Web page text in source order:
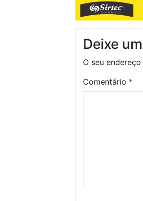
Deixe
O seu
Comentário *